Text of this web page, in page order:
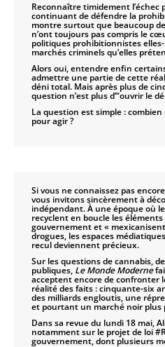
Reconnaître timidement l’échec
continuant de défendre la
montre surtout que beaucoup
n’ont toujours pas compris le
politiques prohibitionnistes
marchés criminels qu’elles
Alors oui, entendre enfin
admettre une partie de cette
déni total. Mais après plus de
question n’est plus d’“ouvrir le
La question est simple :
pour agir ?
Si vous ne connaissez pas encore
vous invitons sincèrement à
indépendant. À une époque où
recyclent en boucle les
gouvernement et «
drogues, les espaces
recul deviennent précieux.
Sur les questions de cannabis,
publiques, Le Monde Moderne
acceptent encore de confronter
réalité des faits : cinquante-six
des milliards engloutis, une
et pourtant un marché noir plus
Dans sa revue du lundi 18 mai,
notamment sur le projet de loi
gouvernement, dont plusieurs